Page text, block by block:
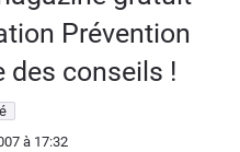
Prévention
des conseils !
à 17:32